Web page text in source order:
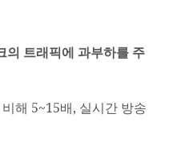
의 트래픽에 과부하를 주
해 5~15배, 실시간 방송